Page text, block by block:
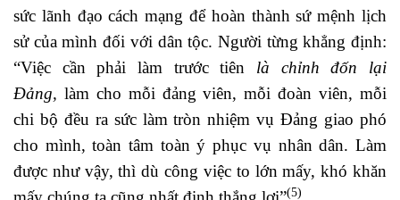
sức lãnh đạo cách mạng để hoàn thành sứ mệnh lịch
sử của mình đối với dân tộc. Người từng khẳng định:
“Việc cần phải làm trước tiên là chỉnh đốn lại
Đảng, làm cho mỗi đảng viên, mỗi đoàn viên, mỗi
chi bộ đều ra sức làm tròn nhiệm vụ Đảng giao phó
cho mình, toàn tâm toàn ý phục vụ nhân dân. Làm
được như vậy, thì dù công việc to lớn mấy, khó khăn
(5)